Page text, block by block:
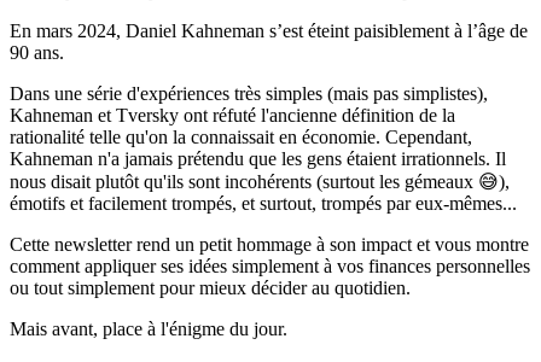
En mars 2024, Daniel Kahneman s’est éteint paisiblement à l’âge de
90 ans​.
Dans une série d'expériences très simples (mais pas simplistes),
Kahneman et Tversky ont réfuté l'ancienne définition de la
rationalité telle qu'on la connaissait en économie. Cependant,
Kahneman n'a jamais prétendu que les gens étaient irrationnels. Il
nous disait plutôt qu'ils sont incohérents (surtout les gémeaux 😅),
émotifs et facilement trompés, et surtout, trompés par eux-mêmes...
Cette newsletter rend un petit hommage à son impact et vous montre
comment appliquer ses idées simplement à vos finances personnelles
ou tout simplement pour mieux décider au quotidien.
Mais avant, place à l'énigme du jour.